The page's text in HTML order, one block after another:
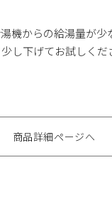
機からの給湯量が少
し下げてお試しくだ
商品詳細ページへ